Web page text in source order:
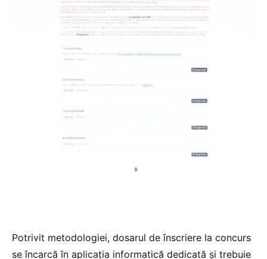
Potrivit metodologiei, dosarul de înscriere la concurs
se încarcă în aplicația informatică dedicată și trebuie